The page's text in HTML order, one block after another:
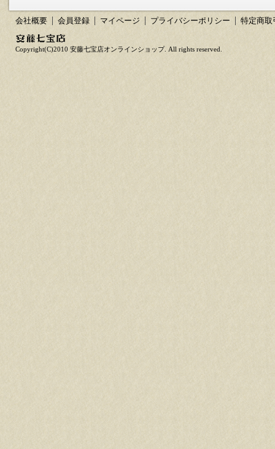
会社概要 会員登録 マイページ プライバシーポリシー 特定商取
Copyright(C)2010 安藤七宝店オンラインショップ. All rights reserved.